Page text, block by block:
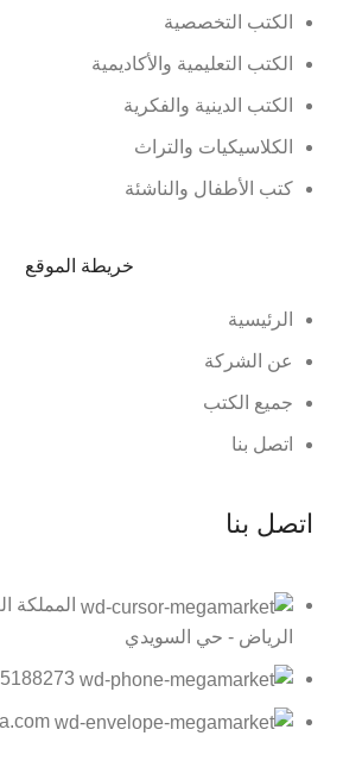
الكتب التخصصية
الكتب التعليمية والأكاديمية
الكتب الدينية والفكرية
الكلاسيكيات والتراث
كتب الأطفال والناشئة
خريطة الموقع
الرئيسية
عن الشركة
جميع الكتب
اتصل بنا
اتصل بنا
المملكة
الرياض - حي السويدي